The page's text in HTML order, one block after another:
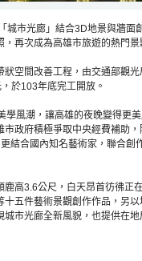
城市光廊」結合3D地景與牆
，再次成為高雄市旅遊的熱門景
空間改善工程，由交通部觀
於103年底完工開放。
風潮，讓高雄的夜晚變得更
政府積極爭取中央經費補助
結合國內知名藝術家，聯合創
高3.6公尺，白天昂首彷彿正
五件藝術景觀創作作品，另
市光廊全新風貌，也提供在